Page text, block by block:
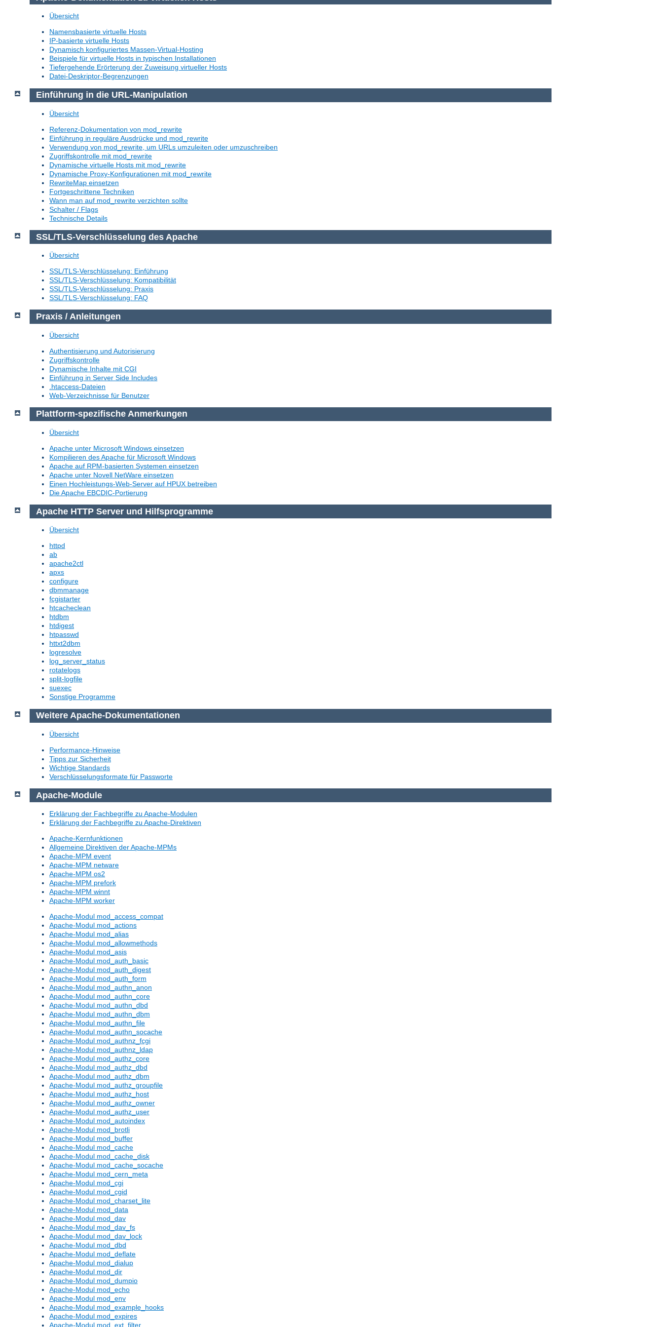
Übersicht
Namensbasierte virtuelle Hosts
IP-basierte virtuelle Hosts
Dynamisch konfiguriertes Massen-Virtual-Hosting
Beispiele für virtuelle Hosts in typischen Installationen
Tiefergehende Erörterung der Zuweisung virtueller Hosts
Datei-Deskriptor-Begrenzungen
Einführung in die URL-Manipulation
Übersicht
Referenz-Dokumentation von mod_rewrite
Einführung in reguläre Ausdrücke und mod_rewrite
Verwendung von mod_rewrite, um URLs umzuleiten oder umzuschreiben
Zugriffskontrolle mit mod_rewrite
Dynamische virtuelle Hosts mit mod_rewrite
Dynamische Proxy-Konfigurationen mit mod_rewrite
RewriteMap einsetzen
Fortgeschrittene Techniken
Wann man auf mod_rewrite verzichten sollte
Schalter / Flags
Technische Details
SSL/TLS-Verschlüsselung des Apache
Übersicht
SSL/TLS-Verschlüsselung: Einführung
SSL/TLS-Verschlüsselung: Kompatibilität
SSL/TLS-Verschlüsselung: Praxis
SSL/TLS-Verschlüsselung: FAQ
Praxis / Anleitungen
Übersicht
Authentisierung und Autorisierung
Zugriffskontrolle
Dynamische Inhalte mit CGI
Einführung in Server Side Includes
.htaccess-Dateien
Web-Verzeichnisse für Benutzer
Plattform-spezifische Anmerkungen
Übersicht
Apache unter Microsoft Windows einsetzen
Kompilieren des Apache für Microsoft Windows
Apache auf RPM-basierten Systemen einsetzen
Apache unter Novell NetWare einsetzen
Einen Hochleistungs-Web-Server auf HPUX betreiben
Die Apache EBCDIC-Portierung
Apache HTTP Server und Hilfsprogramme
Übersicht
httpd
ab
apache2ctl
apxs
configure
dbmmanage
fcgistarter
htcacheclean
htdbm
htdigest
htpasswd
httxt2dbm
logresolve
log_server_status
rotatelogs
split-logfile
suexec
Sonstige Programme
Weitere Apache-Dokumentationen
Übersicht
Performance-Hinweise
Tipps zur Sicherheit
Wichtige Standards
Verschlüsselungsformate für Passworte
Apache-Module
Erklärung der Fachbegriffe zu Apache-Modulen
Erklärung der Fachbegriffe zu Apache-Direktiven
Apache-Kernfunktionen
Allgemeine Direktiven der Apache-MPMs
Apache-MPM event
Apache-MPM netware
Apache-MPM os2
Apache-MPM prefork
Apache-MPM winnt
Apache-MPM worker
Apache-Modul mod_access_compat
Apache-Modul mod_actions
Apache-Modul mod_alias
Apache-Modul mod_allowmethods
Apache-Modul mod_asis
Apache-Modul mod_auth_basic
Apache-Modul mod_auth_digest
Apache-Modul mod_auth_form
Apache-Modul mod_authn_anon
Apache-Modul mod_authn_core
Apache-Modul mod_authn_dbd
Apache-Modul mod_authn_dbm
Apache-Modul mod_authn_file
Apache-Modul mod_authn_socache
Apache-Modul mod_authnz_fcgi
Apache-Modul mod_authnz_ldap
Apache-Modul mod_authz_core
Apache-Modul mod_authz_dbd
Apache-Modul mod_authz_dbm
Apache-Modul mod_authz_groupfile
Apache-Modul mod_authz_host
Apache-Modul mod_authz_owner
Apache-Modul mod_authz_user
Apache-Modul mod_autoindex
Apache-Modul mod_brotli
Apache-Modul mod_buffer
Apache-Modul mod_cache
Apache-Modul mod_cache_disk
Apache-Modul mod_cache_socache
Apache-Modul mod_cern_meta
Apache-Modul mod_cgi
Apache-Modul mod_cgid
Apache-Modul mod_charset_lite
Apache-Modul mod_data
Apache-Modul mod_dav
Apache-Modul mod_dav_fs
Apache-Modul mod_dav_lock
Apache-Modul mod_dbd
Apache-Modul mod_deflate
Apache-Modul mod_dialup
Apache-Modul mod_dir
Apache-Modul mod_dumpio
Apache-Modul mod_echo
Apache-Modul mod_env
Apache-Modul mod_example_hooks
Apache-Modul mod_expires
Apache-Modul mod_ext_filter